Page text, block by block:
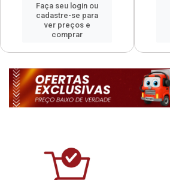
Faça seu login ou
cadastre-se para
ver preços e
comprar